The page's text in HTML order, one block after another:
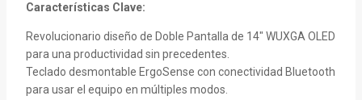
Características Clave:
Revolucionario diseño de Doble Pantalla de 14″ WUXGA OLED
para una productividad sin precedentes.
Teclado desmontable ErgoSense con conectividad Bluetooth
para usar el equipo en múltiples modos.